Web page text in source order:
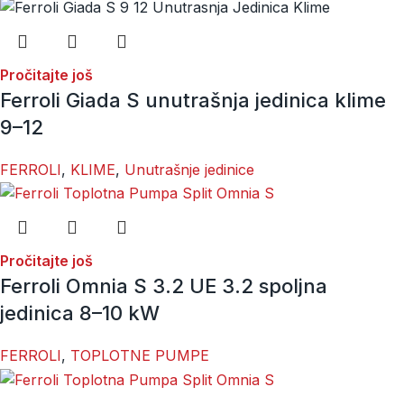
Pročitajte još
Ferroli Giada S unutrašnja jedinica klime
9–12
FERROLI, KLIME, Unutrašnje jedinice
Pročitajte još
Ferroli Omnia S 3.2 UE 3.2 spoljna
jedinica 8–10 kW
FERROLI, TOPLOTNE PUMPE